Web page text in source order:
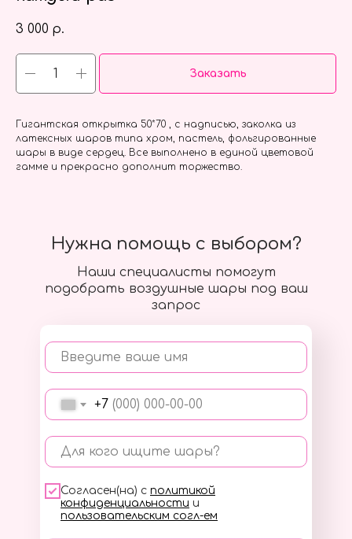
3 000 р.
Заказать
Гигантская открытка 50*70 , с надписью, заколка из
латексных шаров типа хром, пастель, фольгированные
шары в виде сердец. Все выполнено в единой цветовой
гамме и прекрасно дополнит торжество.
Наши специалисты помогут
подобрать воздушные шары под ваш
запрос
Введите ваше имя
+7
Для кого ищите шары?
Согласен(на) с политикой
конфиденциальности и
пользовательским согл-ем
Нужна помощь с выбором?